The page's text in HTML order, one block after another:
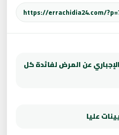
عن المرض لفائدة كل
عليا